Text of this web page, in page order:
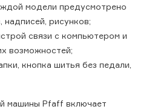
модели предусмотрено
рисунков;
связи с компьютером и
возможностей;
кнопка шитья без педали,
машины Pfaff включает